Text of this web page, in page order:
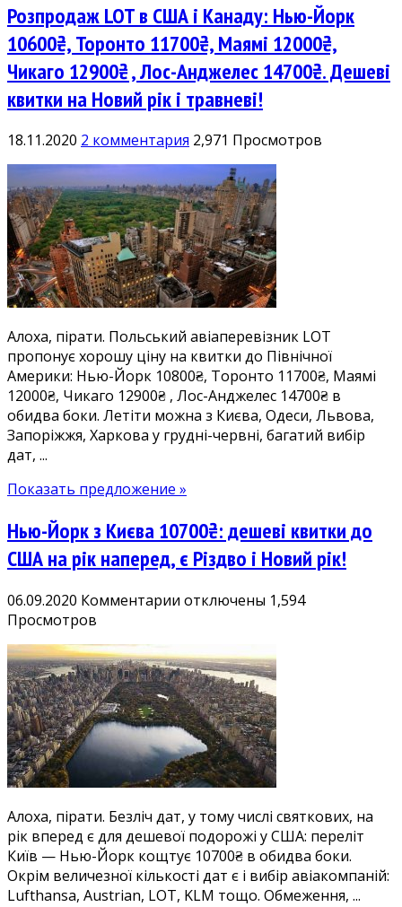
Розпродаж LOT в США і Канаду: Нью-Йорк
10600₴, Торонто 11700₴, Маямі 12000₴,
Чикаго 12900₴ , Лос-Анджелес 14700₴. Дешеві
квитки на Новий рік і травневі!
18.11.2020 2 комментария 2,971 Просмотров
Алоха, пірати. Польський авіаперевізник LOT
пропонує хорошу ціну на квитки до Північної
Америки: Нью-Йорк 10800₴, Торонто 11700₴, Маямі
12000₴, Чикаго 12900₴ , Лос-Анджелес 14700₴ в
обидва боки. Летіти можна з Києва, Одеси, Львова,
Запоріжжя, Харкова у грудні-червні, багатий вибір
дат, ...
Показать предложение »
Нью-Йорк з Києва 10700₴: дешеві квитки до
США на рік наперед, є Різдво і Новий рік!
06.09.2020 Комментарии к
Йорк
з
Києва
10700₴:
дешеві
квитки
до
на
рік
наперед,
є
Різдво
отключены 1,594
Просмотров
Алоха, пірати. Безліч дат, у тому числі святкових, на
рік вперед є для дешевої подорожі у США: переліт
Київ — Нью-Йорк кощтує 10700₴ в обидва боки.
Окрім величезної кількості дат є і вибір авіакомпаній:
Lufthansa, Austrian, LOT, KLM тощо. Обмеження, ...